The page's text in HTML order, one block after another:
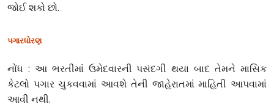
જોઈ શકો છો.
પગારધોરણ
નોંધ : આ ભરતીમાં ઉમેદવારની પસંદગી થયા બાદ તેમને માસિક
કેટલો પગાર ચુકવવામાં આવશે તેની જાહેરાતમાં માહિતી આપવામાં
આવી નથી.